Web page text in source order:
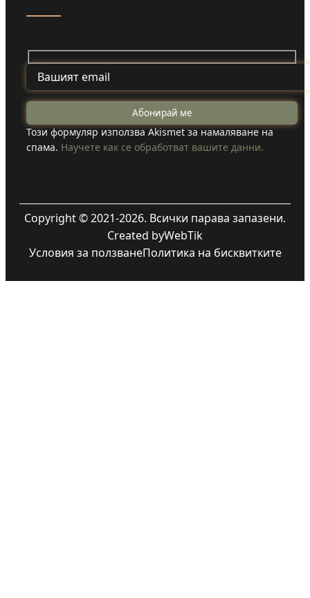
Този формуляр използва Akismet за намаляване на
спама. Научете как се обработват вашите данни.
Copyright © 2021-2026. Всички парава запазени.
Created byWebTik
Условия за ползванеПолитика на бисквитките